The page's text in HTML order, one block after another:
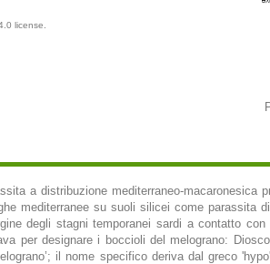
license.
a distribuzione mediterraneo-macaronesica
mediterranee su suoli silicei come parassita
degli stagni temporanei sardi a contatto con
per designare i boccioli del melograno:
il nome specifico deriva dal greco